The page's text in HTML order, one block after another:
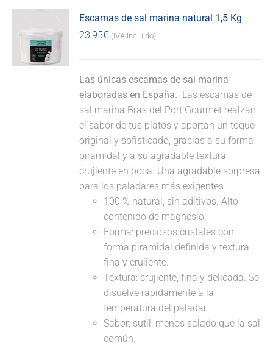
Escamas de sal marina natural 1,5 Kg
23,95€ (IVA incluido)
Las únicas escamas de sal marina
elaboradas en España. Las escamas de
sal marina Bras del Port Gourmet realzan
el sabor de tus platos y aportan un toque
original y sofisticado, gracias a su forma
piramidal y a su agradable textura
crujiente en boca. Una agradable sorpresa
para los paladares más exigentes.
100 % natural, sin aditivos. Alto
contenido de magnesio.
Forma: preciosos cristales con
forma piramidal definida y textura
fina y crujiente.
Textura: crujiente, fina y delicada. Se
disuelve rápidamente a la
temperatura del paladar.
Sabor: sutil, menos salado que la sal
común.